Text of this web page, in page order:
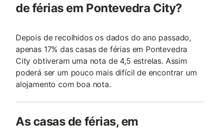
de férias em Pontevedra City?
Depois de recolhidos os dados do ano passado,
apenas 17% das casas de férias em Pontevedra
City obtiveram uma nota de 4,5 estrelas. Assim
poderá ser um pouco mais difícil de encontrar um
alojamento com boa nota.
As casas de férias, em